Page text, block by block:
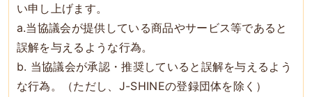
い申し上げます。
a.当協議会が提供している商品やサービス等であると
誤解を与えるような行為。
b. 当協議会が承認・推奨していると誤解を与えるよう
な行為。（ただし、J-SHINEの登録団体を除く）